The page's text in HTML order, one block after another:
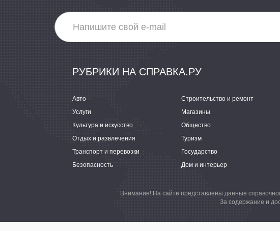
РУБРИКИ НА СПРАВКА.РУ
Авто Строительство и ремонт
Услуги
Магазины
Культура и искусство
Общество
Отдых и развлечения
Туризм
Транспорт и перевозки
Государство
Безопасность
Дом и интерьер
Внимание! На сайте представлены данные
За содержание и